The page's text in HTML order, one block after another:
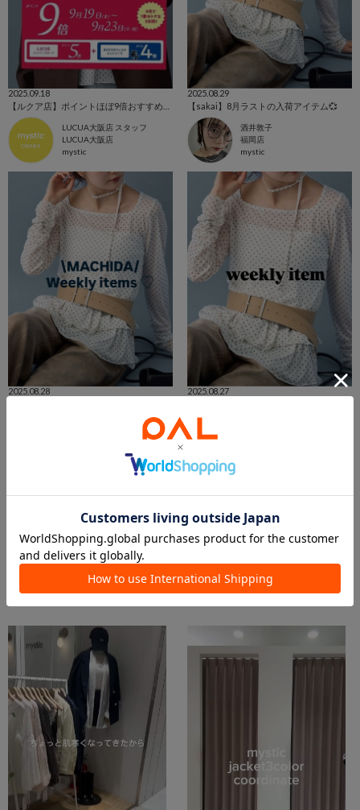
2025.09.18
LUCUA大阪店 スタッフ
LUCUA大阪店
mystic
2025.08.29
【sakai】8月ラストの入荷アイテム💞
酒井敦子
福岡店
mystic
2025.08.28
LUMINE町田店 スタッフ
2025.08.27
この商品を紹介したパルクロPLAY